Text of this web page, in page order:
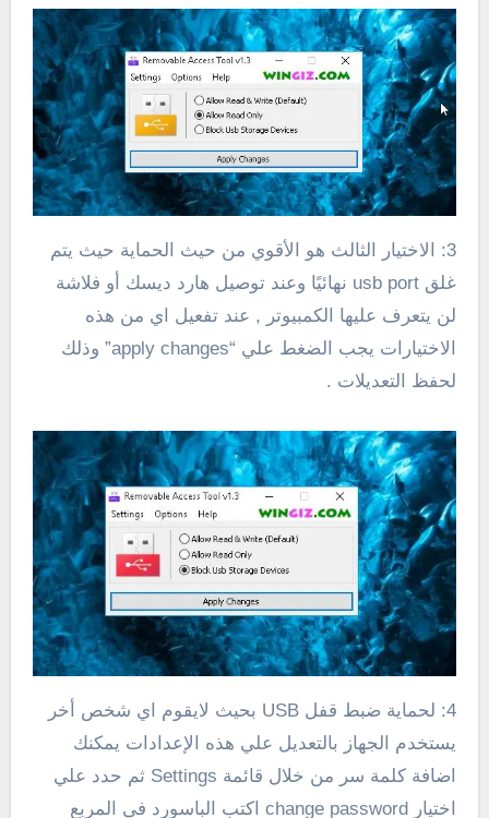
3: الاختيار الثالث هو الأقوي من حيث الحماية حيث يتم
غلق usb port نهائيًا وعند توصيل هارد ديسك أو فلاشة
لن يتعرف عليها الكمبيوتر , عند تفعيل اي من هذه
الاختيارات يجب الضغط علي “apply changes” وذلك
لحفظ التعديلات .
4: لحماية ضبط قفل USB بحيث لايقوم اي شخص أخر
يستخدم الجهاز بالتعديل علي هذه الإعدادات يمكنك
اضافة كلمة سر من خلال قائمة Settings ثم حدد علي
اختيار change password اكتب الباسورد في المربع